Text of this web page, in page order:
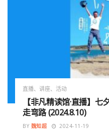
直播、讲座、活动
【非凡精读馆·直播】
走弯路 (2024.8.10)
BY 魏知超 2024-11-19